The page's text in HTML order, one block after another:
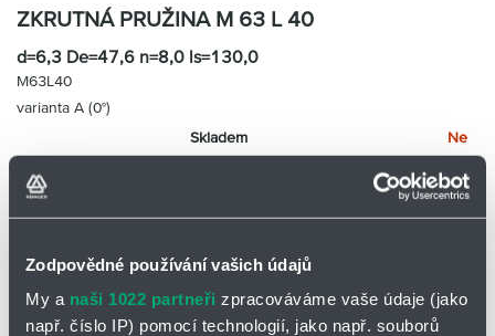
Zodpovědné používání vašich údajů
My a naši 1022 partneři zpracováváme vaše údaje (jako
např. číslo IP) pomocí technologií, jako např. souborů
ZKRUTNÁ PRUŽINA M 63 L 40
d=6,3 De=47,6 n=8,0 ls=130,0
M63L40
varianta A (0°)
Skladem
Ne
Cena na vyžádání
Přidat
Hlídací
minus